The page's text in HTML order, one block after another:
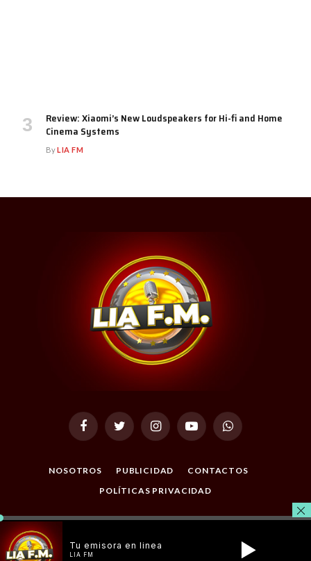
Review: Xiaomi’s New Loudspeakers for Hi-fi and Home
Cinema Systems
ByLIA FM
FacebookTwitter InstagramYouTubeWhatsApp
NOSOTROS PUBLICIDAD
CONTACTOS
POLÍTICAS PRIVACIDAD
© 2026 Todos los Derechos Reservados. Desarrollado por
Masterclic.Net
Tu emisora en linea
LIA FM